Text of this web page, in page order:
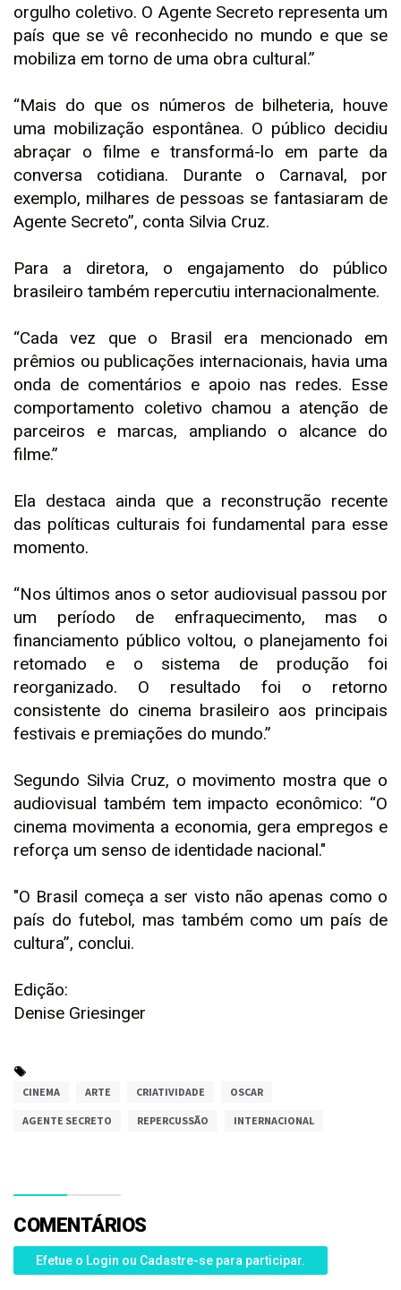
orgulho coletivo. O Agente Secreto representa um
país que se vê reconhecido no mundo e que se
mobiliza em torno de uma obra cultural.”
“Mais do que os números de bilheteria, houve
uma mobilização espontânea. O público decidiu
abraçar o filme e transformá-lo em parte da
conversa cotidiana. Durante o Carnaval, por
exemplo, milhares de pessoas se fantasiaram de
Agente Secreto”, conta Silvia Cruz.
Para a diretora, o engajamento do público
brasileiro também repercutiu internacionalmente.
“Cada vez que o Brasil era mencionado em
prêmios ou publicações internacionais, havia uma
onda de comentários e apoio nas redes. Esse
comportamento coletivo chamou a atenção de
parceiros e marcas, ampliando o alcance do
filme.”
Ela destaca ainda que a reconstrução recente
das políticas culturais foi fundamental para esse
momento.
“Nos últimos anos o setor audiovisual passou por
um período de enfraquecimento, mas o
financiamento público voltou, o planejamento foi
retomado e o sistema de produção foi
reorganizado. O resultado foi o retorno
consistente do cinema brasileiro aos principais
festivais e premiações do mundo.”
Segundo Silvia Cruz, o movimento mostra que o
audiovisual também tem impacto econômico: “O
cinema movimenta a economia, gera empregos e
reforça um senso de identidade nacional."
"O Brasil começa a ser visto não apenas como o
país do futebol, mas também como um país de
cultura”, conclui.
Edição:
Denise Griesinger
CINEMA ARTE CRIATIVIDADE OSCAR
AGENTE SECRETO REPERCUSSÃO INTERNACIONAL
COMENTÁRIOS
Efetue o Login ou Cadastre-se para participar.